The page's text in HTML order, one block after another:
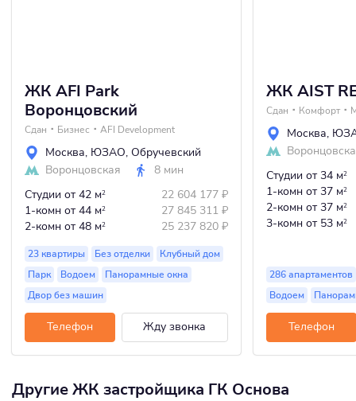
ЖК AFI Park
Воронцовский
Сдан Бизнес AFI Development
Москва, ЮЗАО, Обручевский
Воронцовская
8 мин
Студии от 42 м2 22 604 177 ₽
1-комн от 44 м2 27 845 311 ₽
2-комн от 48 м2 25 237 820 ₽
23 квартиры Без отделки
Клубный дом
Парк
Водоем
Панорамные окна
Двор без машин
Телефон Жду звонка
ЖК AIST
Сдан Комфорт
Москва,
Студии от 34 м2
1-комн от 37 м2
2-комн от 37 м2
3-комн от 53 м2
286 апартаментов
Водоем
Телефон
Другие ЖК застройщика ГК Основа